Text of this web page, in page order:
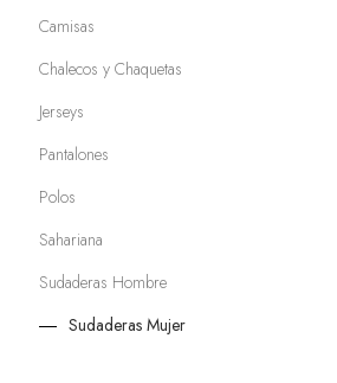
Camisas
Chalecos y Chaquetas
Jerseys
Pantalones
Polos
Sahariana
Sudaderas Hombre
Sudaderas Mujer